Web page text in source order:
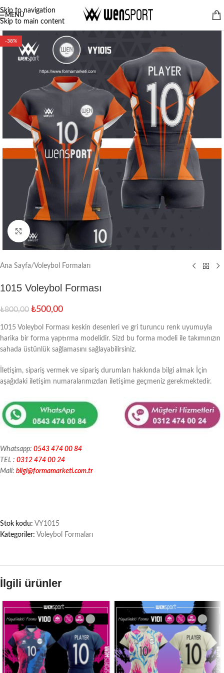
Skip to navigation
Skip to main content
MENÜ
-38%
Büyütmek için tıklayın
Ana Sayfa/Voleybol Formaları
1015 Voleybol Forması
₺800,00 ₺500,00
1015 Voleybol Forması keskin desenleri ve gri turuncu renk uyumuyla
harika bir forma yaptırma modelidir. Sizd bu forma modeli ile takımınızın
sahada üstünlük sağlamasını sağlayabilirsiniz.
İletişim, sipariş vermek ve sipariş durumları hakkında bilgi almak İçin
aşağıdaki iletişim numaralarımızdan iletişime geçmeniz gerekmektedir.
Whatsapp: 0543 474 00 84
TEL : 0312 474 00 24
Mail: bilgi@formamarketi.com.tr
Stok kodu: VY1015
Kategoriler: Voleybol Formaları
İlgili ürünler